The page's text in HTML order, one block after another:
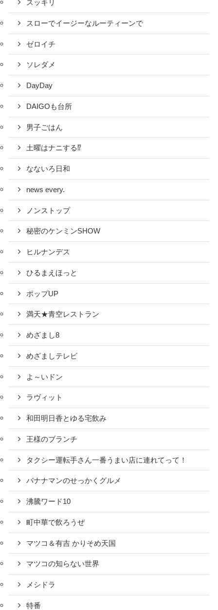
スッキリ
スローでイージーなルーティーンで
ゼロイチ
ソレダメ
DayDay
DAIGOも台所
男子ごはん
土曜はナニする⁉
なないろ日和
news every.
ノンストップ
秘密のケンミンSHOW
ヒルナンデス
ひるまえほっと
ポップUP
満天★青空レストラン
めざまし8
めざましテレビ
よ～いドン
ラヴィット
和田明日香とゆる宅飲み
王様のブランチ
タクシー運転手さん一番うまい店に連れてって！
バナナマンのせっかくグルメ
沸騰ワード10
町中華で飲ろうぜ
マツコ＆有吉 かりそめ天国
マツコの知らない世界
メシドラ
特番